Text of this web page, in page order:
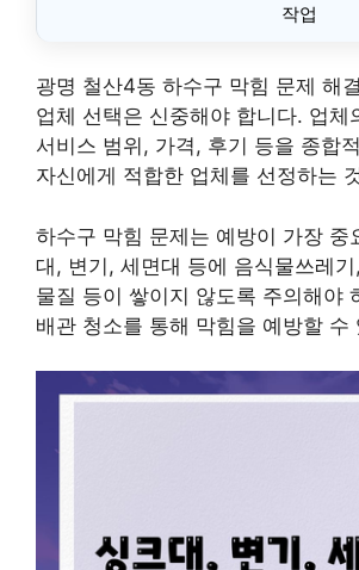
작업
광명 철산4동 하수구 막힘 문제 해
업체 선택은 신중해야 합니다. 업체
서비스 범위, 가격, 후기 등을 종합
자신에게 적합한 업체를 선정하는
하수구 막힘 문제는 예방이 가장 중
대, 변기, 세면대 등에 음식물쓰레
물질 등이 쌓이지 않도록 주의해야
배관 청소를 통해 막힘을 예방할 수